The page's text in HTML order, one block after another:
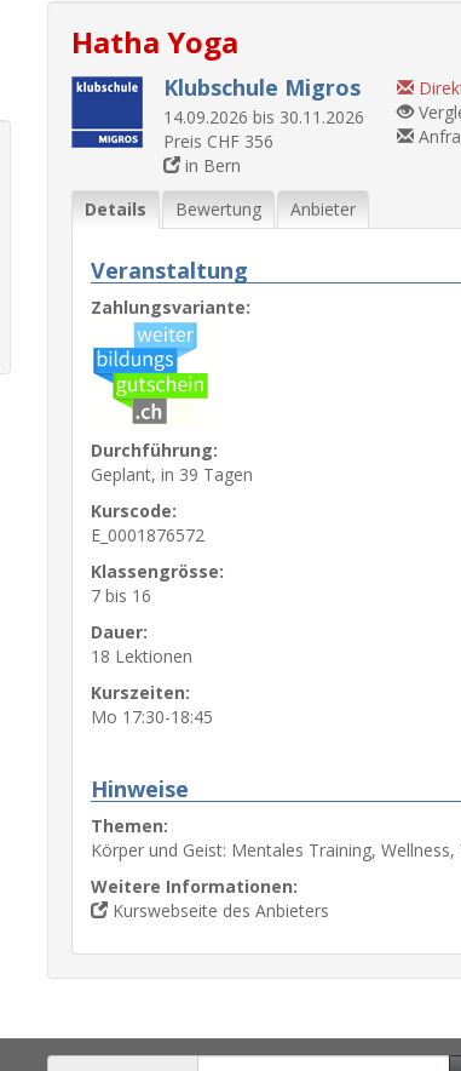
Hatha Yoga
Klubschule Migros
14.09.2026 bis 30.11.2026
Preis CHF 356
in Bern
Details Bewertung Anbieter
Veranstaltung
Zahlungsvariante:
Durchführung:
Geplant, in 39 Tagen
Kurscode:
E_0001876572
Klassengrösse:
7 bis 16
Dauer:
18 Lektionen
Kurszeiten:
Mo 17:30-18:45
Hinweise
Themen:
Körper und Geist: Mentales Training, Wellness,
Weitere Informationen:
Kurswebseite des Anbieters